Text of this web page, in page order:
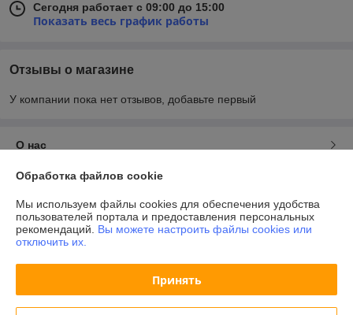
Сегодня работает с 09:00 до 15:00
Показать весь график работы
Отзывы о магазине
У компании пока нет отзывов, добавьте первый
О нас
Контакты
Доставка и оплата
Полная версия сайта
Обработка файлов cookie
Мы используем файлы cookies для обеспечения удобства
пользователей портала и предоставления персональных
рекомендаций. Вы можете настроить файлы cookies или
отключить их.
Принять